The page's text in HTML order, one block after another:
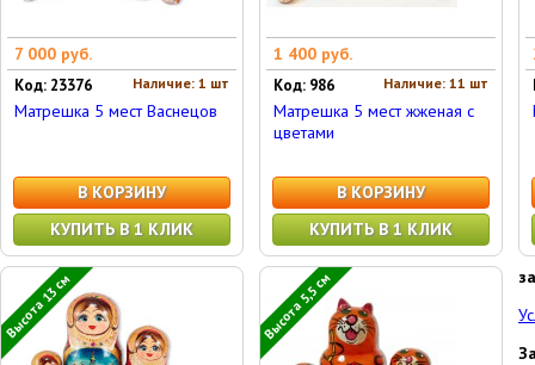
7 000 руб.
Наличие: 1 шт
Код: 23376
Матрешка 5 мест Васнецов
В КОРЗИНУ
КУПИТЬ В 1 КЛИК
1 400 руб.
Наличие: 11 шт
Код: 986
Матрешка 5 мест жженая с
цветами
В КОРЗИНУ
КУПИТЬ В 1 КЛИК
Высота 13 см Высота 5,5 см